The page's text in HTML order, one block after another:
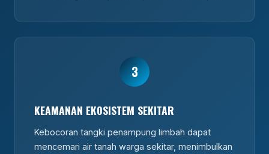
3
KEAMANAN EKOSISTEM SEKITAR
Kebocoran tangki penampung limbah dapat
mencemari air tanah warga sekitar, menimbulkan